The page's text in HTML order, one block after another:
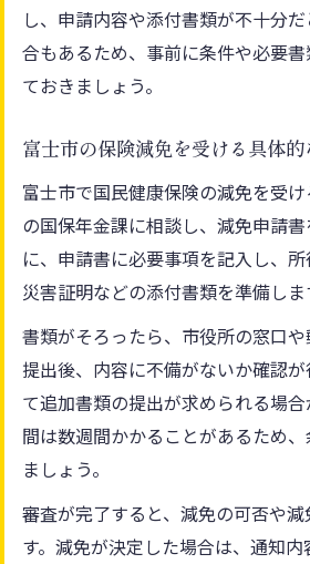
し、申請内容や添付書類が不十分
合もあるため、事前に条件や必要
ておきましょう。
富士市の保険減免を受ける具体
富士市で国民健康保険の減免を受
の国保年金課に相談し、減免申請
に、申請書に必要事項を記入し、所
災害証明などの添付書類を準備しま
書類がそろったら、市役所の窓口や
提出後、内容に不備がないか確認
て追加書類の提出が求められる場
間は数週間かかることがあるため
ましょう。
審査が完了すると、減免の可否や
す。減免が決定した場合は、通知